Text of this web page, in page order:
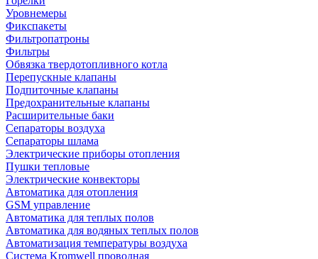
Уровнемеры
Фикспакеты
Фильтропатроны
Фильтры
Обвязка твердотопливного котла
Перепускные клапаны
Подпиточные клапаны
Предохранительные клапаны
Расширительные баки
Сепараторы воздуха
Сепараторы шлама
Электрические приборы отопления
Пушки тепловые
Электрические конвекторы
Автоматика для отопления
GSM управление
Автоматика для теплых полов
Автоматика для водяных теплых полов
Автоматизация температуры воздуха
Система Kromwell проводная